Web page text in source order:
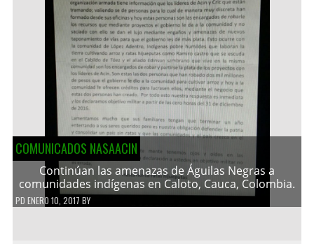
COMUNICADOS NASAACIN
Continúan las amenazas de Águilas Negras a
comunidades indígenas en Caloto, Cauca, Colombia.
PD ENERO 10, 2017 BY